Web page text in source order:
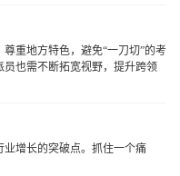
重地方特色，避免“一刀切”的考
也需不断拓宽视野，提升跨领
更好地回应时代与乡土的需
增长的突破点。抓住一个痛